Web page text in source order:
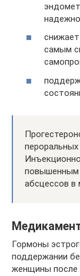
самым
пероральных
повышенным
абсцессов в
Гормоны
поддержании
женщины после